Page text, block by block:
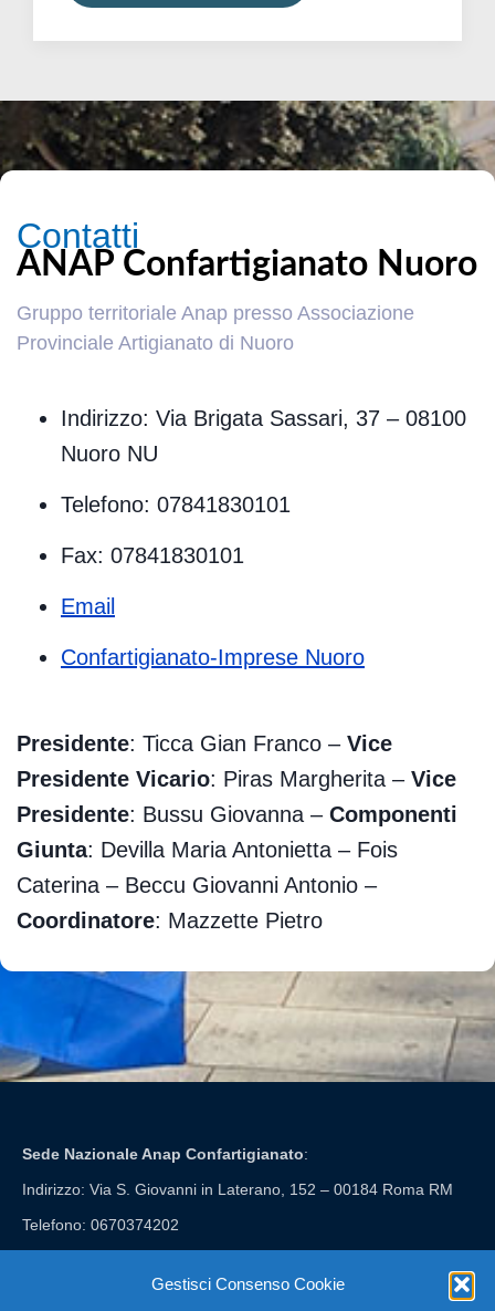
Gestisci Consenso Cookie
Contatti
ANAP Confartigianato Nuoro
Gruppo territoriale Anap presso Associazione
Provinciale Artigianato di Nuoro
Indirizzo: Via Brigata Sassari, 37 – 08100
Nuoro NU
Telefono: 07841830101
Fax: 07841830101
Email
Confartigianato-Imprese Nuoro
Presidente: Ticca Gian Franco – Vice
Presidente Vicario: Piras Margherita – Vice
Presidente: Bussu Giovanna – Componenti
Giunta: Devilla Maria Antonietta – Fois
Caterina – Beccu Giovanni Antonio –
Coordinatore: Mazzette Pietro
Sede Nazionale Anap Confartigianato:
Indirizzo: Via S. Giovanni in Laterano, 152 – 00184 Roma RM
Telefono: 0670374202